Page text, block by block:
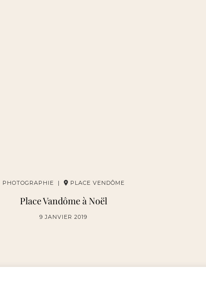
PHOTOGRAPHIE | PLACE VENDÔME
Place Vandôme à Noël
9 JANVIER 2019